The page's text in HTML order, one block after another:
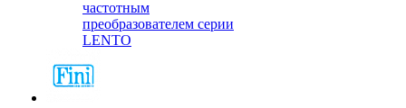
частотным
преобразователем серии
LENTO